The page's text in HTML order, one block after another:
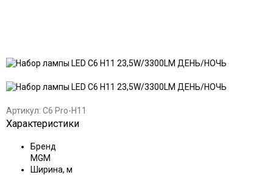
в
к
Артикул: C6 Pro-H11
Характеристики
Бренд
MGM
Ширина, м